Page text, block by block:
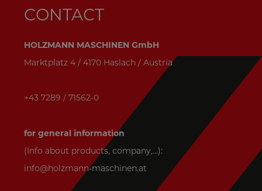
CONTACT
HOLZMANN MASCHINEN GmbH
Marktplatz 4 / 4170 Haslach / Austria
+43 7289 / 71562-0
for general information
(Info about products, company,...):
info@holzmann-maschinen.at